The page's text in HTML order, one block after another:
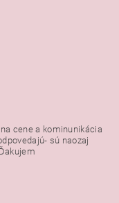
cene a kominunikácia
sú naozaj